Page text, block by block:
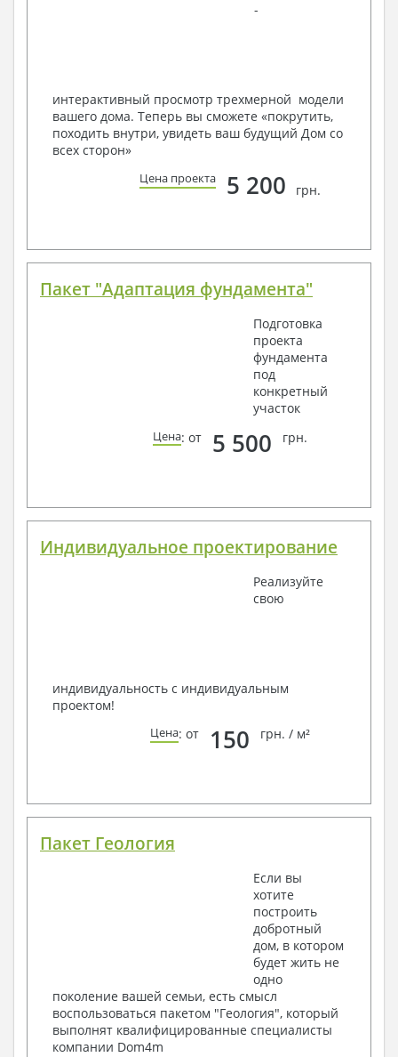
Наша команда Архитекторов, Конструкторов и
Вашему пожеланию и адаптировать его с учетом
конкретных геолого-топографических и климатических
условий, за дополнительную плату.
Получить профессиональную консультацию у
наших специалистов, Вы можете любым
способом связи: закажите обратный звонок,
-
интерактивный просмотр трехмерной модели
вашего дома. Теперь вы сможете «покрутить,
походить внутри, увидеть ваш будущий Дом со
всех сторон»
Цена проекта 5 200 грн.
Пакет "Адаптация фундамента"
Подготовка
проекта
фундамента
под
конкретный
участок
Цена: от 5 500 грн.
Индивидуальное проектирование
Реализуйте
свою
индивидуальность с индивидуальным
проектом!
Цена: от 150 грн. / м²
Пакет Геология
Если вы
хотите
построить
добротный
дом, в котором
будет жить не
одно
поколение вашей семьи, есть смысл
воспользоваться пакетом "Геология", который
выполнят квалифицированные специалисты
компании Dom4m